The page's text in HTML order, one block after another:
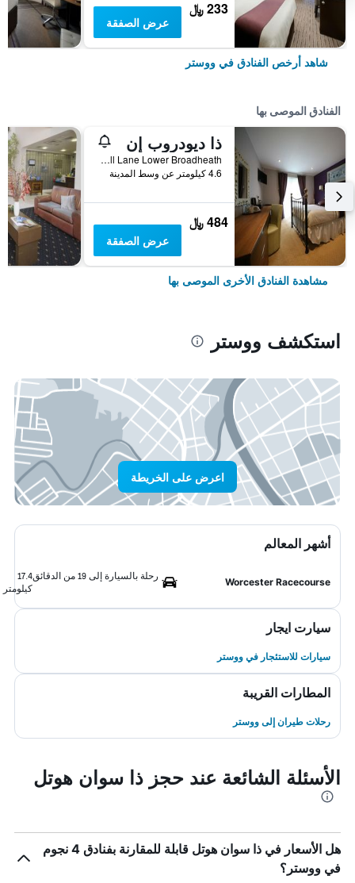
233 ﷼
عرض الصفقة
شاهد أرخص الفنادق في ووستر
الفنادق الموصى بها
ذا ديودروب إن
Bell Lane Lower Broadheath, ووستر, المملكة المتحدة
4.6 كيلومتر عن وسط المدينة
484 ﷼
عرض الصفقة
مشاهدة الفنادق الأخرى الموصى بها
استكشف ووستر
اعرض على الخريطة
أشهر المعالم
Worcester Racecourse
رحلة بالسيارة إلى 19 من الدقائق
17.4
كيلومتر
سيارت ايجار
سيارات للاستئجار في ووستر
المطارات القريبة
رحلات طيران إلى ووستر
الأسئلة الشائعة عند حجز ذا سوان هوتل
هل الأسعار في ذا سوان هوتل قابلة للمقارنة بفنادق 4 نجوم
في ووستر؟